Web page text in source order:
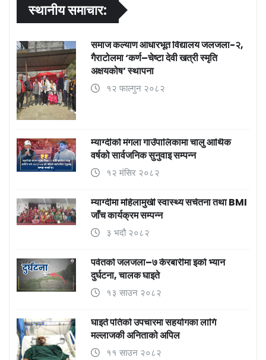
स्थानीय समाचार:
समाज कल्याण आधारभूत विद्यालय जलजला-२,
गैराटोलमा ‘कर्ण–चेष्टा देवी खत्री स्मृति
अक्षयकोष’ स्थापना
१२ फाल्गुन २०८२
म्याग्दीको मंगला गाउँपालिकामा चालु आर्थिक
वर्षको सार्वजनिक सुनुवाइ सम्पन्न
१२ मंसिर २०८२
म्याग्दीमा महिलामुखी स्वास्थ्य सचेतना तथा BMI
जाँच कार्यक्रम सम्पन्न
३ भदौ २०८२
पर्वतको जलजला–७ केरबारीमा इको भ्यान
दुर्घटना, चालक घाइते
१३ साउन २०८२
घाइते पतिको उपचारमा सहयोगका लागि
मल्लाजकी अनिताको अपिल
११ साउन २०८२